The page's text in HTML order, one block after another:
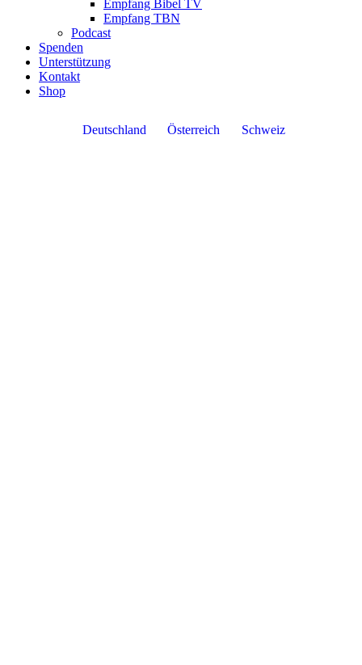
Empfang Bibel TV
Empfang TBN
Podcast
Spenden
Unterstützung
Kontakt
Shop
Deutschland Österreich Schweiz